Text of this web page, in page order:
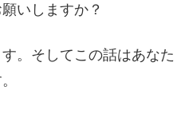
いしますか？
。そしてこの話はあなた